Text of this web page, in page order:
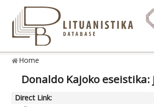
Home
Donaldo Kajoko
Direct Link: